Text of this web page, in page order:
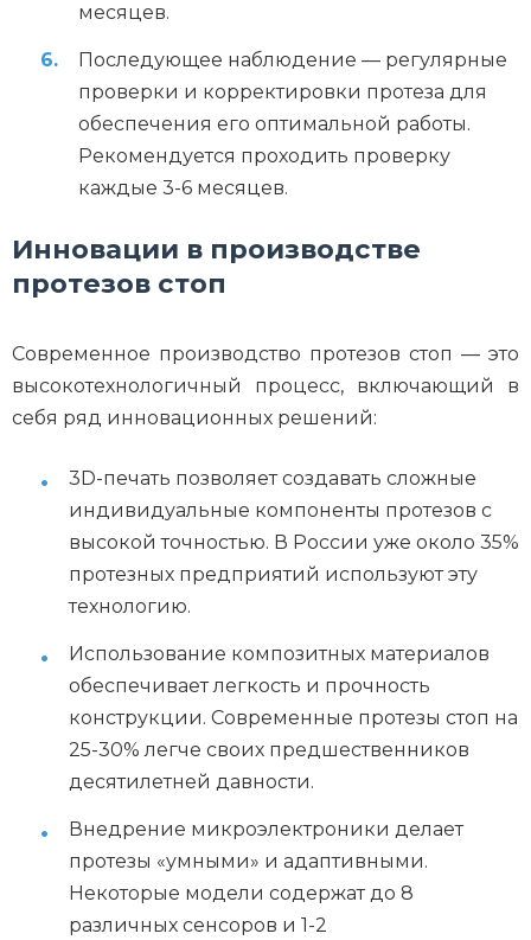
месяцев.
Последующее наблюдение — регулярные
проверки и корректировки протеза для
обеспечения его оптимальной работы.
Рекомендуется проходить проверку
каждые 3-6 месяцев.
Инновации в производстве
протезов стоп
Современное производство протезов стоп — это
высокотехнологичный процесс, включающий в
себя ряд инновационных решений:
3D-печать позволяет создавать сложные
индивидуальные компоненты протезов с
высокой точностью. В России уже около 35%
протезных предприятий используют эту
технологию.
Использование композитных материалов
обеспечивает легкость и прочность
конструкции. Современные протезы стоп на
25-30% легче своих предшественников
десятилетней давности.
Внедрение микроэлектроники делает
протезы «умными» и адаптивными.
Некоторые модели содержат до 8
различных сенсоров и 1-2